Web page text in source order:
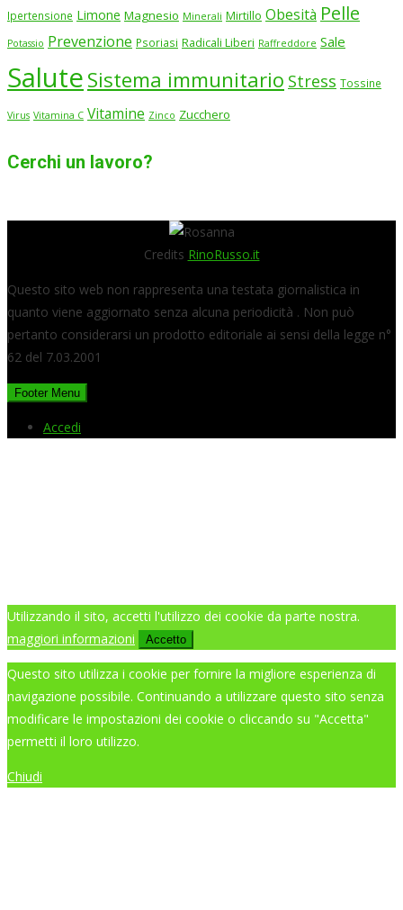
Ipertensione Limone Magnesio Minerali Mirtillo Obesità Pelle
Potassio Prevenzione Psoriasi Radicali Liberi Raffreddore Sale
Salute Sistema immunitario Stress Tossine
Virus Vitamina C Vitamine Zinco Zucchero
Cerchi un lavoro?
Credits RinoRusso.it
Questo sito web non rappresenta una testata giornalistica in
quanto viene aggiornato senza alcuna periodicità . Non può
pertanto considerarsi un prodotto editoriale ai sensi della legge n°
62 del 7.03.2001
Footer Menu
Accedi
Utilizzando il sito, accetti l'utilizzo dei cookie da parte nostra.
maggiori informazioni
Accetto
Questo sito utilizza i cookie per fornire la migliore esperienza di
navigazione possibile. Continuando a utilizzare questo sito senza
modificare le impostazioni dei cookie o cliccando su "Accetta"
permetti il loro utilizzo.
Chiudi